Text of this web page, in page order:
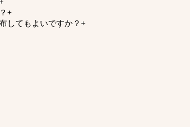
+
してもよいですか？ +